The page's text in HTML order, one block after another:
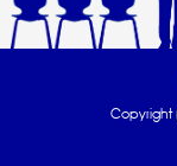
Copyright